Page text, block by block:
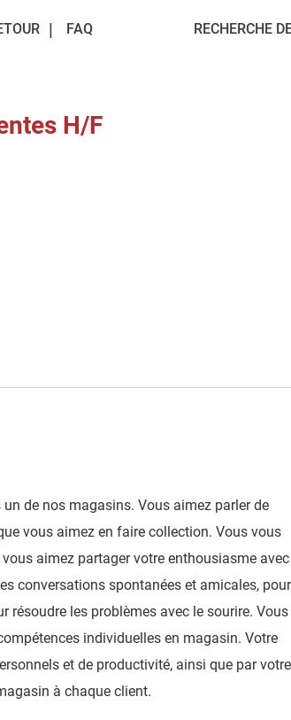
FAQ RECHERCHE
H/F
de nos magasins. Vous aimez parler de
vous aimez en faire collection. Vous vous
aimez partager votre enthousiasme avec
conversations spontanées et amicales, pour
les problèmes avec le sourire. Vous
individuelles en magasin. Votre
et de productivité, ainsi que par votre
à chaque client.